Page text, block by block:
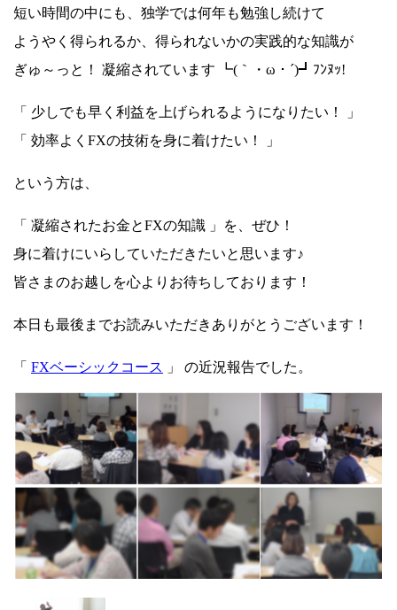
短い時間の中にも、独学では何年も勉強し続けて
ようやく得られるか、得られないかの実践的な知識が
ぎゅ～っと！ 凝縮されています ┗(｀・ω・´)┛ﾌﾝﾇｯ!
「 少しでも早く利益を上げられるようになりたい！ 」
「 効率よくFXの技術を身に着けたい！ 」
という方は、
「 凝縮されたお金とFXの知識 」を、ぜひ！
身に着けにいらしていただきたいと思います♪
皆さまのお越しを心よりお待ちしております！
本日も最後までお読みいただきありがとうございます！
「 FXベーシックコース 」 の近況報告でした。